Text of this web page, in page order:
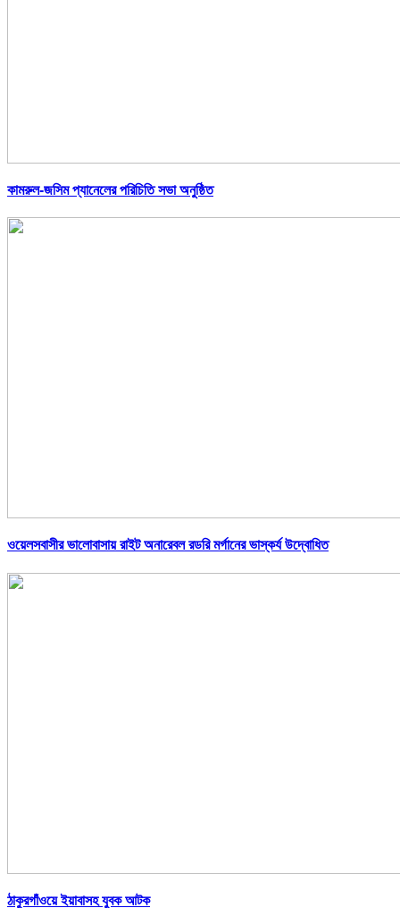
কামরুল-জসিম প্যানেলের পরিচিতি সভা অনুষ্ঠিত
ওয়েলসবাসীর ভালোবাসায় রাইট অনারেবল রডরি মর্গানের ভাস্কর্য উদ্বোধিত
ঠাকুরগাঁওয়ে ইয়াবাসহ যুবক আটক